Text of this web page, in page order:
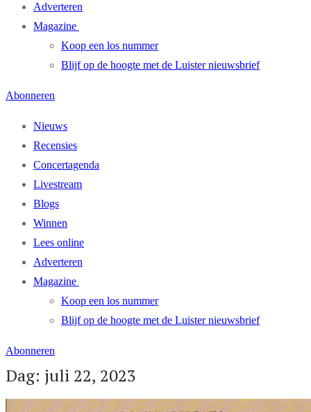
Adverteren
Magazine
Koop een los nummer
Blijf op de hoogte met de Luister nieuwsbrief
Abonneren
Nieuws
Recensies
Concertagenda
Livestream
Blogs
Winnen
Lees online
Adverteren
Magazine
Koop een los nummer
Blijf op de hoogte met de Luister nieuwsbrief
Abonneren
Dag: juli 22, 2023